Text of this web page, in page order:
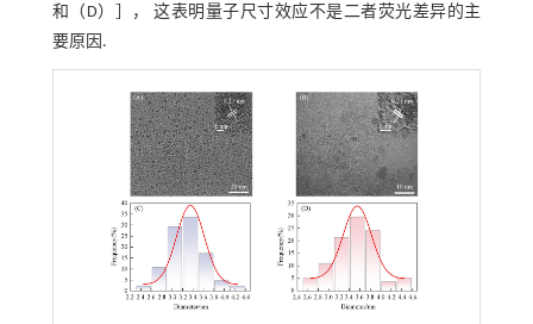
和（D）］， 这表明量子尺寸效应不是二者荧光差异的主
要原因.